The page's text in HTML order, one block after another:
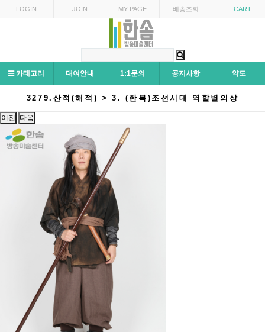
LOGIN JOIN MY PAGE 배송조회 CART
카테고리 대여안내 1:1문의 공지사항 약도
3279.산적(해적) > 3. (한복)조선시대 역할별의상
이전 다음